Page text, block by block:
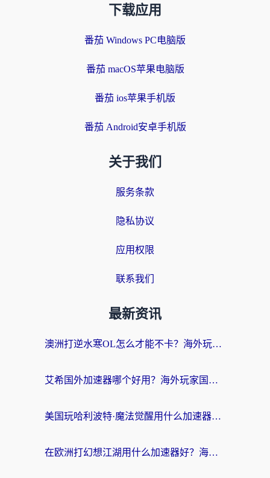
下载应用
番茄 Windows PC电脑版
番茄 macOS苹果电脑版
番茄 ios苹果手机版
番茄 Android安卓手机版
关于我们
服务条款
隐私协议
应用权限
联系我们
最新资讯
澳洲打逆水寒OL怎么才能不卡？海外玩家国服游戏加速终极指南（附梦幻模拟战地铁跑酷解决办法）
艾希国外加速器哪个好用？海外玩家国服游戏畅玩终极指南（附欧洲玩鸣潮街头篮球实测）
美国玩哈利波特·魔法觉醒用什么加速器？告别延迟的终极指南（含免费QQ炫舞方案+印尼妄想山海秘籍）
在欧洲打幻想江湖用什么加速器好？海外玩家国服游戏畅玩指南